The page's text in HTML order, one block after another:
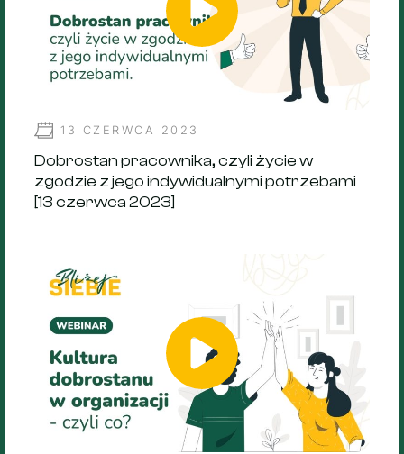
13 CZERWCA 2023
Dobrostan pracownika, czyli życie w
zgodzie z jego indywidualnymi potrzebami
[13 czerwca 2023]